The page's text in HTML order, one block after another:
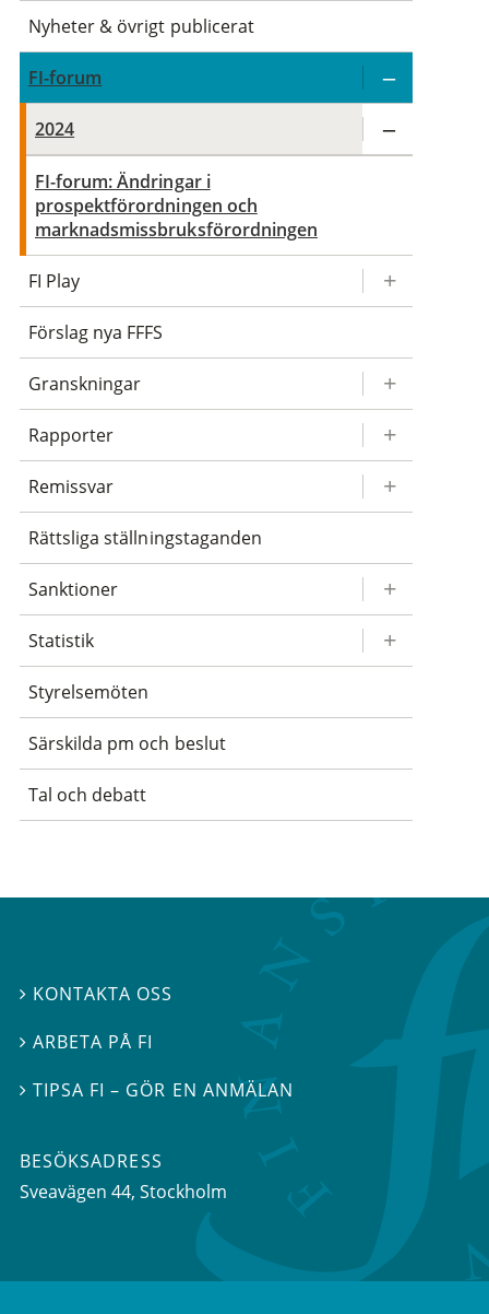
Nyheter & övrigt publicerat
FI-forum
2024
FI-forum: Ändringar i
prospektförordningen och
marknadsmissbruksförordningen
FI Play
Förslag nya FFFS
Granskningar
Rapporter
Remissvar
Rättsliga ställningstaganden
Sanktioner
Statistik
Styrelsemöten
Särskilda pm och beslut
Tal och debatt
 KONTAKTA OSS
 ARBETA PÅ FI
TIPSA FI – GÖR EN ANMÄLAN
BESÖKSADRESS
Sveavägen 44, Stockholm